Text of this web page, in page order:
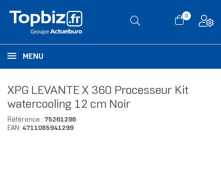
0
MENU
XPG LEVANTE X 360 Processeur Kit
watercooling 12 cm Noir
Référence : 75261296
EAN: 4711085941299